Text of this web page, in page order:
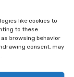
like cookies to
to these
browsing behavior
consent, may
sind. Jedes